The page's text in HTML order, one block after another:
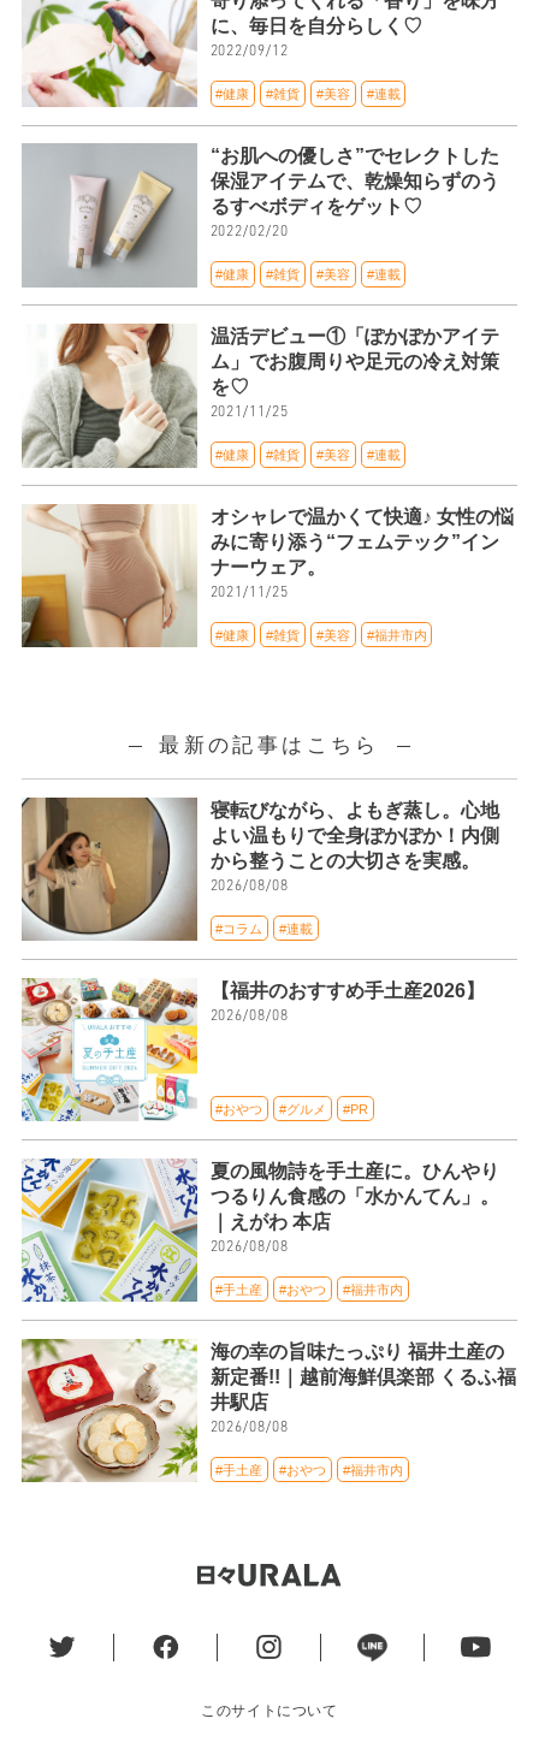
に、毎日を自分らしく♡
2022/09/12
#健康 #雑貨 #美容 #連載
“お肌への優しさ”でセレクトした
保湿アイテムで、乾燥知らずのう
るすべボディをゲット♡
2022/02/20
#健康 #雑貨 #美容 #連載
温活デビュー①「ぽかぽかアイテ
ム」でお腹周りや足元の冷え対策
を♡
2021/11/25
#健康 #雑貨 #美容 #連載
オシャレで温かくて快適♪ 女性の悩
みに寄り添う“フェムテック”イン
ナーウェア。
2021/11/25
#健康 #雑貨 #美容 #福井市内
最新の記事はこちら
寝転びながら、よもぎ蒸し。心地
よい温もりで全身ぽかぽか！内側
から整うことの大切さを実感。
2026/08/08
#コラム #連載
【福井のおすすめ手土産2026】
2026/08/08
#おやつ #グルメ #PR
夏の風物詩を手土産に。ひんやり
つるりん食感の「水かんてん」。
｜えがわ 本店
2026/08/08
#手土産 #おやつ #福井市内
海の幸の旨味たっぷり 福井土産の
新定番!!｜越前海鮮倶楽部 くるふ福
井駅店
2026/08/08
#手土産 #おやつ #福井市内
このサイトについて